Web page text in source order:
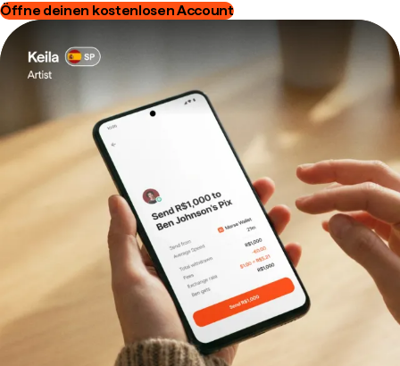
Öffne deinen kostenlosen Account